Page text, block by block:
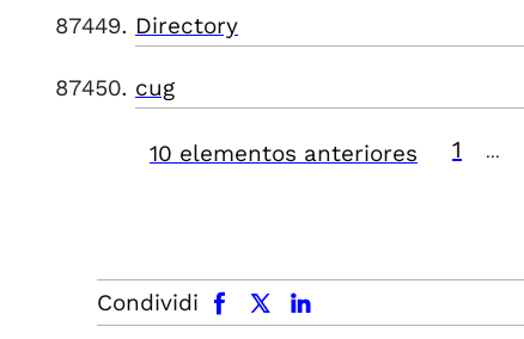
Directory
cug
10 elementos anteriores 1
Condividi
facebook x.com linkedin